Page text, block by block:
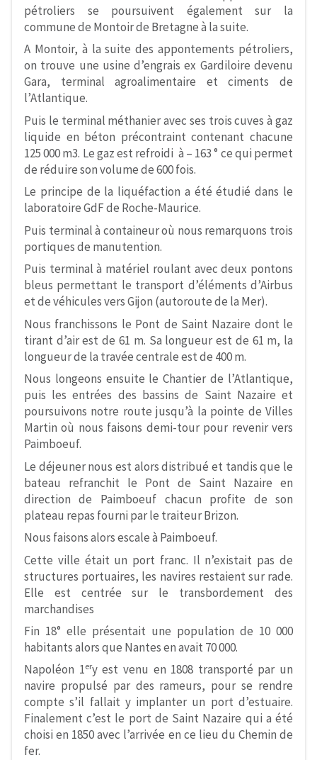
pétroliers se poursuivent également sur la
commune de Montoir de Bretagne à la suite.
A Montoir, à la suite des appontements pétroliers,
on trouve une usine d’engrais ex Gardiloire devenu
Gara, terminal agroalimentaire et ciments de
l’Atlantique.
Puis le terminal méthanier avec ses trois cuves à gaz
liquide en béton précontraint contenant chacune
125 000 m3. Le gaz est refroidi à – 163 ° ce qui permet
de réduire son volume de 600 fois.
Le principe de la liquéfaction a été étudié dans le
laboratoire GdF de Roche-Maurice.
Puis terminal à containeur où nous remarquons trois
portiques de manutention.
Puis terminal à matériel roulant avec deux pontons
bleus permettant le transport d’éléments d’Airbus
et de véhicules vers Gijon (autoroute de la Mer).
Nous franchissons le Pont de Saint Nazaire dont le
tirant d’air est de 61 m. Sa longueur est de 61 m, la
longueur de la travée centrale est de 400 m.
Nous longeons ensuite le Chantier de l’Atlantique,
puis les entrées des bassins de Saint Nazaire et
poursuivons notre route jusqu’à la pointe de Villes
Martin où nous faisons demi-tour pour revenir vers
Paimboeuf.
Le déjeuner nous est alors distribué et tandis que le
bateau refranchit le Pont de Saint Nazaire en
direction de Paimboeuf chacun profite de son
plateau repas fourni par le traiteur Brizon.
Nous faisons alors escale à Paimboeuf.
Cette ville était un port franc. Il n’existait pas de
structures portuaires, les navires restaient sur rade.
Elle est centrée sur le transbordement des
marchandises
Fin 18° elle présentait une population de 10 000
habitants alors que Nantes en avait 70 000.
Napoléon 1ery est venu en 1808 transporté par un
navire propulsé par des rameurs, pour se rendre
compte s’il fallait y implanter un port d’estuaire.
Finalement c’est le port de Saint Nazaire qui a été
choisi en 1850 avec l’arrivée en ce lieu du Chemin de
fer.